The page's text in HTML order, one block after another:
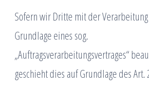
Sofern wir Dritte mit der
Grundlage eines sog.
„Auftragsverarbeitungsvertrages“
geschieht dies auf Grundlage des Art.